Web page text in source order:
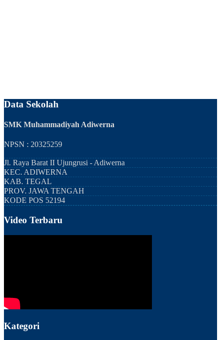
Data Sekolah
SMK Muhammadiyah Adiwerna
NPSN : 20325259
Jl. Raya Barat II Ujungrusi - Adiwerna
KEC. ADIWERNA
KAB. TEGAL
PROV. JAWA TENGAH
KODE POS 52194
Video Terbaru
Kategori